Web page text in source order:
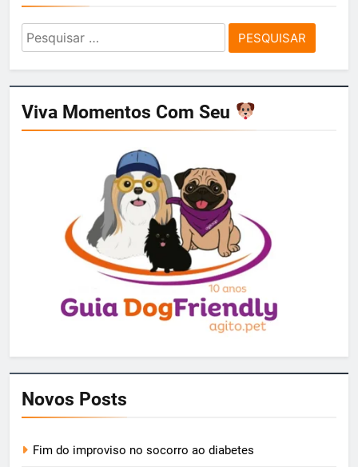
Pesquisar
por:
Viva Momentos Com Seu
Novos Posts
Fim do improviso no socorro ao diabetes